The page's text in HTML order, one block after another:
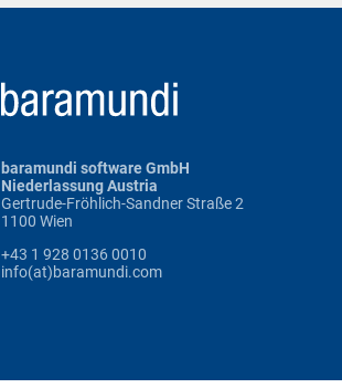
baramundi software GmbH
Niederlassung Austria
Gertrude-Fröhlich-Sandner Straße 2
1100 Wien
+43 1 928 0136 0010
info(at)baramundi.com